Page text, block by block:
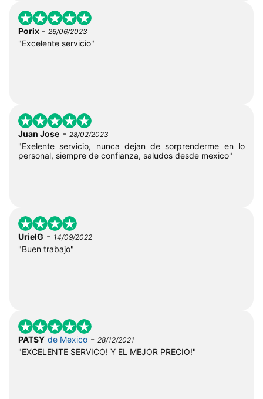
Porix - 26/06/2023
"Excelente servicio"
Juan Jose - 28/02/2023
"Exelente servicio, nunca dejan de sorprenderme en lo
personal, siempre de confianza, saludos desde mexico"
UrielG - 14/09/2022
"Buen trabajo"
PATSY de Mexico - 28/12/2021
"EXCELENTE SERVICO! Y EL MEJOR PRECIO!"